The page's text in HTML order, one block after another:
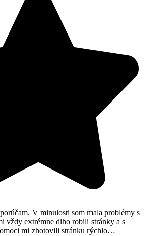
V minulosti som mala problémy s
vždy extrémne dlho robili stránky a s
mi zhotovili stránku rýchlo…